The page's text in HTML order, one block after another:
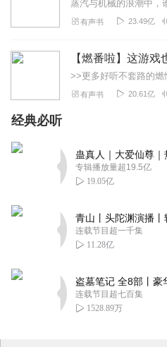
有声书 23.49亿
有声书 20.61亿
经典必听
专辑播放量超19.5亿
19.05亿
连载节目超一千集
11.28亿
连载节目超七百集
1528.89万